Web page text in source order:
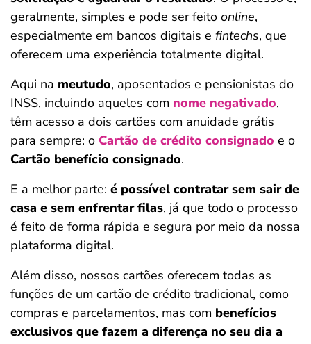
geralmente, simples e pode ser feito online,
especialmente em bancos digitais e fintechs, que
oferecem uma experiência totalmente digital.
Aqui na meutudo, aposentados e pensionistas do
INSS, incluindo aqueles com nome negativado,
têm acesso a dois cartões com anuidade grátis
para sempre: o Cartão de crédito consignado e o
Cartão benefício consignado.
E a melhor parte: é possível contratar sem sair de
casa e sem enfrentar filas, já que todo o processo
é feito de forma rápida e segura por meio da nossa
plataforma digital.
Além disso, nossos cartões oferecem todas as
funções de um cartão de crédito tradicional, como
compras e parcelamentos, mas com benefícios
exclusivos que fazem a diferença no seu dia a